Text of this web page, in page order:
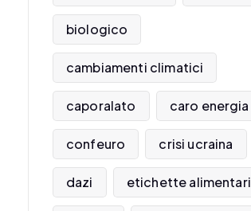
biologico
cambiamenti climatici
caporalato caro energia
confeuro crisi ucraina
dazi etichette alimentari